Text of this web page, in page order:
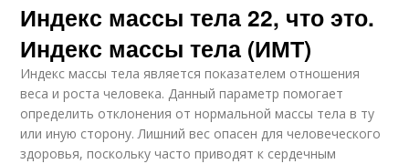
Индекс массы тела 22, что это.
Индекс массы тела (ИМТ)
Индекс массы тела является показателем отношения
веса и роста человека. Данный параметр помогает
определить отклонения от нормальной массы тела в ту
или иную сторону. Лишний вес опасен для человеческого
здоровья, поскольку часто приводят к сердечным